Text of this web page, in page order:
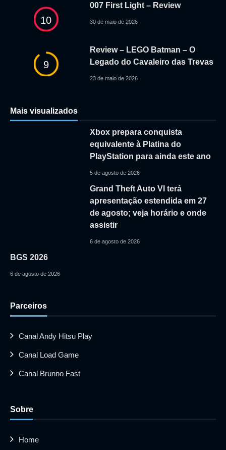
10
007 First Light – Review
30 de maio de 2026
9
Review – LEGO Batman – O
Legado do Cavaleiro das Trevas
23 de maio de 2026
Mais visualizados
Xbox prepara conquista
equivalente à Platina do
PlayStation para ainda este ano
5 de agosto de 2026
Grand Theft Auto VI terá
apresentação estendida em 27
de agosto; veja horário e onde
assistir
6 de agosto de 2026
BGS 2026
6 de agosto de 2026
Parceiros
Canal Andy Hitsu Play
Canal Load Game
Canal Brunno Fast
Sobre
Home